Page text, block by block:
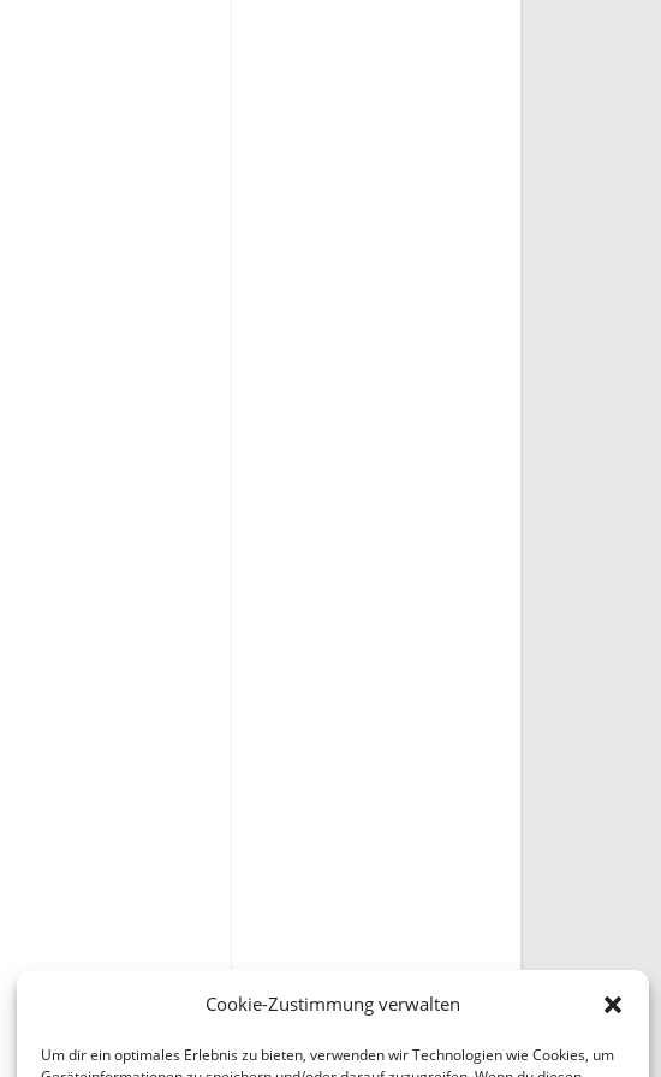
Cookie-Zustimmung verwalten
Um dir ein optimales Erlebnis zu bieten, verwenden wir Technologien wie Cookies, um